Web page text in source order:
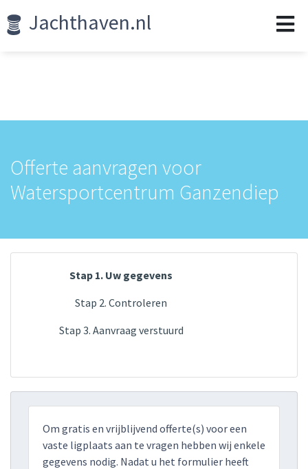
Jachthaven.nl
Offerte aanvragen voor
Watersportcentrum Ganzendiep
Stap 1. Uw gegevens
Stap 2. Controleren
Stap 3. Aanvraag verstuurd
Om gratis en vrijblijvend offerte(s) voor een
vaste ligplaats aan te vragen hebben wij enkele
gegevens nodig. Nadat u het formulier heeft